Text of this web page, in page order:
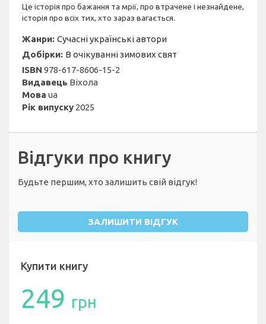
Це історія про бажання та мрії, про втрачене і незнайдене,
історія про всіх тих, хто зараз вагається.
Жанри: Сучасні українські автори
Добірки: В очікуванні зимових свят
ISBN 978-617-8606-15-2
Видавець Віхола
Мова ua
Рік випуску 2025
Відгуки про книгу
Будьте першим, хто залишить свій відгук!
ЗАЛИШИТИ ВІДГУК
Купити книгу
249 грн